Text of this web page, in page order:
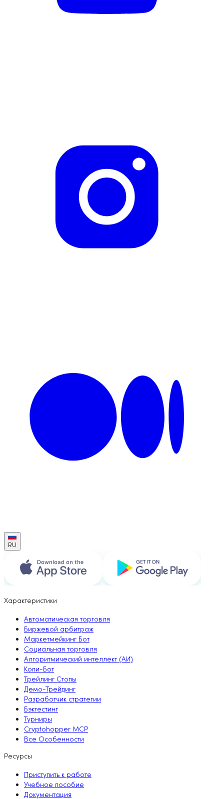
RU
Характеристики
Автоматическая торговля
Биржевой арбитраж
Маркетмейкинг Бот
Социальная торговля
Алгоритмический интеллект (АИ)
Копи-Бот
Трейлинг Стопы
Демо-Трейдинг
Разработчик стратегии
Бэктестинг
Турниры
Cryptohopper MCP
Все Особенности
Ресурсы
Приступить к работе
Учебное пособие
Документация